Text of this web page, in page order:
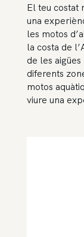
El teu costat
una
les motos
la costa de
de les
diferents
motos
viure una